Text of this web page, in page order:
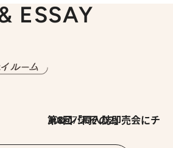
ESSAY
2026.7.30
第8回「同人誌即売会にチャレンジ その2」